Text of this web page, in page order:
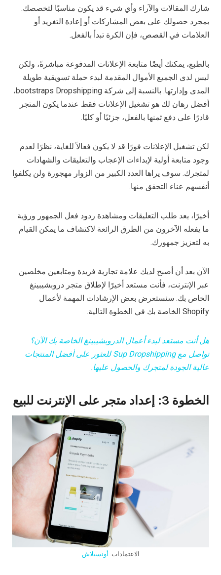
شارك المقالات والآراء وأي شيء قد يكون مناسبًا لتخصصك.
بمجرد حصولك على بعض المشاركات أو إعادة التغريد أو
العلامات في القصص، فإن الكرة تبدأ بالفعل.
بالطبع، يمكنك أيضًا متابعة الإعلانات المدفوعة مباشرةً، ولكن
ليس لدى الجميع الأموال المقدمة لبدء حملة تسويقية طويلة
المدى وإدارتها. بالنسبة إلى شركة bootstraps Dropshipping،
أفضل رهان لك هو تشغيل الإعلانات فقط عندما يكون المتجر
قادرًا على دفع ثمنها بالفعل، جزئيًا أو كليًا.
لكن تشغيل الإعلانات فورًا قد لا يكون فعالاً للغاية، نظرًا لعدم
وجود متابعة أولية لإبداءات الإعجاب والتعليقات والشهادات
لمتجرك. سوف يراها العدد الكبير من الزوار مهجورة ولن يكلفوا
أنفسهم عناء التحقق منها.
أخيرًا، يعد طلب التعليقات ومشاهدة ردود فعل الجمهور ورؤية
ما يفعله الآخرون من الطرق الرائعة لاكتشاف ما يمكن القيام
به لتعزيز جمهورك.
الآن بعد أن أصبح لديك علامة تجارية فريدة ومتابعين مخلصين
عبر الإنترنت، فأنت مستعد أخيرًا لإطلاق متجر دروبشيبينغ
الخاص بك. سنستعرض بعض الإرشادات المهمة لأعمال
Shopify الخاصة بك في الخطوة التالية.
هل أنت مستعد لبدء أعمال الدروبشيبينغ الخاصة بك الآن؟
تواصل مع Sup Dropshipping للعثور على أفضل المنتجات
عالية الجودة لمتجرك والحصول عليها.
الخطوة 3: إعداد متجر على الإنترنت للبيع
الاعتمادات: أونسبلاش